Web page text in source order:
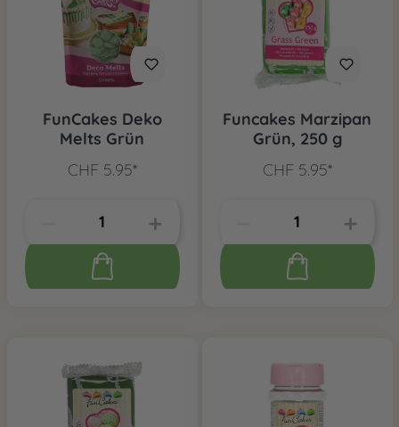
FunCakes Deko
Melts Grün
CHF 5.95*
Funcakes Marzipan
Grün, 250 g
CHF 5.95*